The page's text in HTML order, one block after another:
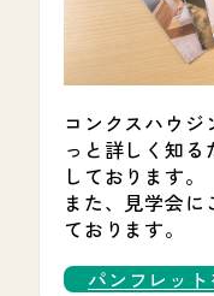
コンクスハウジ
っと詳しく知
しております。
また、見学会
ております。
パンフレッ